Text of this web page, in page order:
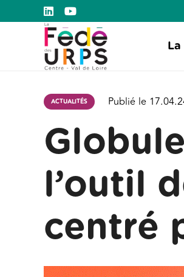
La
ACTUALITÉS Publié le
l’outil
centré